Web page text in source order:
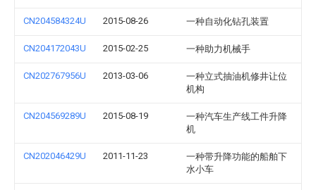
CN204584324U 2015-08-26 一种自动化钻孔装置
CN204172043U 2015-02-25 一种助力机械手
CN202767956U 2013-03-06
一种立式抽油机修井让位
机构
CN204569289U 2015-08-19
一种汽车生产线工件升降
机
CN202046429U 2011-11-23
一种带升降功能的船舶下
水小车